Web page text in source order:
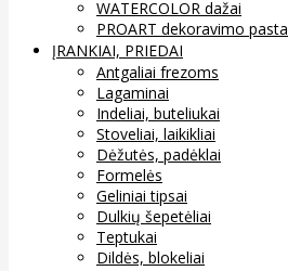
WATERCOLOR dažai
PROART dekoravimo pasta
ĮRANKIAI, PRIEDAI
Antgaliai frezoms
Lagaminai
Indeliai, buteliukai
Stoveliai, laikikliai
Dėžutės, padėklai
Formelės
Geliniai tipsai
Dulkių šepetėliai
Teptukai
Dildės, blokeliai